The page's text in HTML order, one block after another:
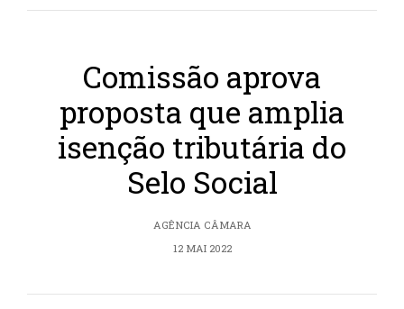
Comissão aprova
proposta que amplia
isenção tributária do
Selo Social
AGÊNCIA CÂMARA
12 MAI 2022